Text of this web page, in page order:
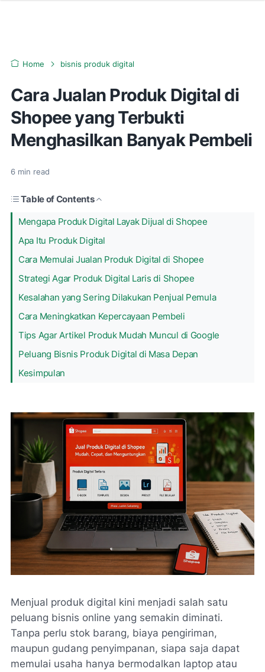
Home bisnis produk digital
Cara Jualan Produk Digital di
Shopee yang Terbukti
Menghasilkan Banyak Pembeli
6 min read
Table of Contents
Mengapa Produk Digital Layak Dijual di Shopee
Apa Itu Produk Digital
Cara Memulai Jualan Produk Digital di Shopee
Strategi Agar Produk Digital Laris di Shopee
Kesalahan yang Sering Dilakukan Penjual Pemula
Cara Meningkatkan Kepercayaan Pembeli
Tips Agar Artikel Produk Mudah Muncul di Google
Peluang Bisnis Produk Digital di Masa Depan
Kesimpulan
Menjual produk digital kini menjadi salah satu
peluang bisnis online yang semakin diminati.
Tanpa perlu stok barang, biaya pengiriman,
maupun gudang penyimpanan, siapa saja dapat
memulai usaha hanya bermodalkan laptop atau